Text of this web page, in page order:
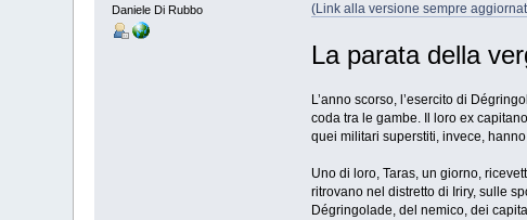
Daniele Di Rubbo (Link alla versione sempre
La parata della
L’anno scorso, l’esercito di
coda tra le gambe. Il loro ex
quei militari superstiti, invece,
Uno di loro, Taras, un giorno,
ritrovano nel distretto di Iriry, sulle
Dégringolade, del nemico, dei